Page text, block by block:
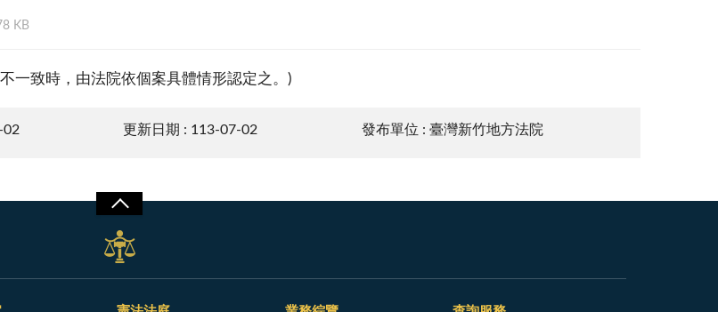
KB
一致時，由法院依個案具體情形認定之。)
02 更新日期 : 113-07-02 發布單位 : 臺灣新竹地方法院